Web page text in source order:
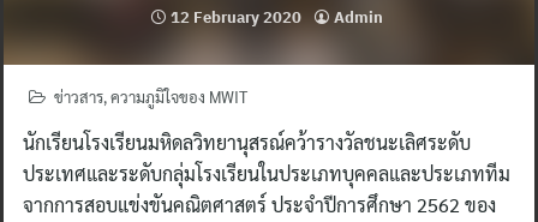
12 February 2020 Admin
ข่าวสาร,ความภูมิใจของ MWIT
นักเรียนโรงเรียนมหิดลวิทยานุสรณ์คว้ารางวัลชนะเลิศระดับ
ประเทศและระดับกลุ่มโรงเรียนในประเภทบุคคลและประเภททีม
จากการสอบแข่งขันคณิตศาสตร์ ประจำปีการศึกษา 2562 ของ